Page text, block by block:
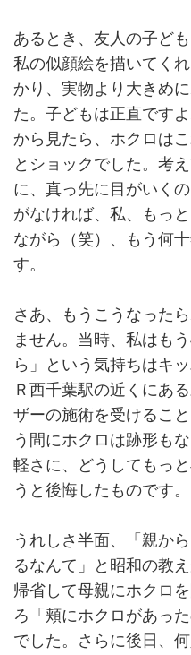
あるとき、友人の子ど
私の似顔絵を描いてく
かり、実物より大きめ
た。子どもは正直です
から見たら、ホクロは
とショックでした。考
に、真っ先に目がいく
がなければ、私、もっ
ながら（笑）、もう何
す。
さあ、もうこうなった
ません。当時、私はも
ら」という気持ちはキ
Ｒ西千葉駅の近くにあ
ザーの施術を受けるこ
う間にホクロは跡形も
軽さに、どうしてもっ
うと後悔したものです。
うれしさ半面、「親か
るなんて」と昭和の教
帰省して母親にホクロ
ろ「頬にホクロがあっ
でした。さらに後日、